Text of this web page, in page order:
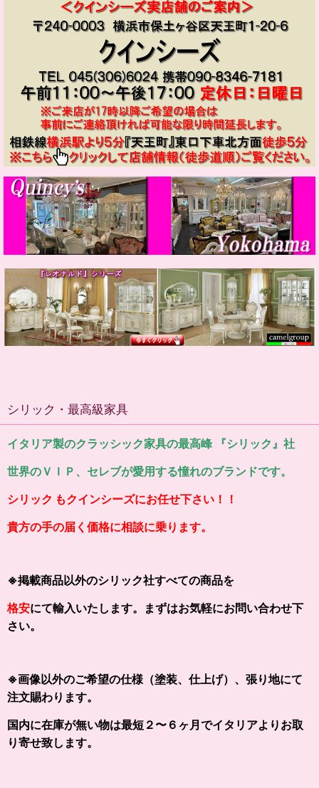
シリック・最高級家具
イタリア製のクラッシック家具の最高峰 『シリック』社
世界のＶＩＰ、セレブが愛用する憧れのブランドです。
シリック もクインシーズにお任せ下さい！！
貴方の手の届く価格に相談に乗ります。
※掲載商品以外のシリック社すべての商品を
格安にて輸入いたします。まずはお気軽にお問い合わせ下
さい。
※画像以外のご希望の仕様（塗装、仕上げ）、張り地にて
注文賜わります。
国内に在庫が無い物は最短２〜６ヶ月でイタリアよりお取
り寄せ致します。